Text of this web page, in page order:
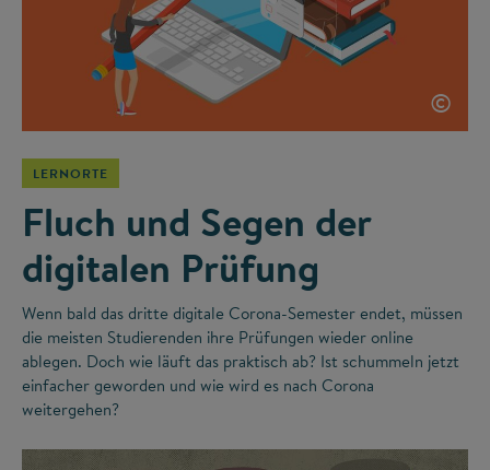
©
LERNORTE
Fluch und Segen der
digitalen Prüfung
Wenn bald das dritte digitale Corona-Semester endet, müssen
die meisten Studierenden ihre Prüfungen wieder online
ablegen. Doch wie läuft das praktisch ab? Ist schummeln jetzt
einfacher geworden und wie wird es nach Corona
weitergehen?